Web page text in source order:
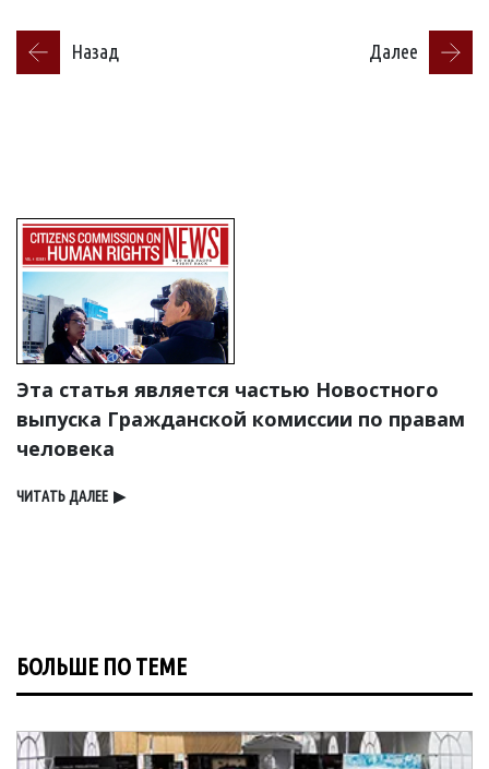
Назад Далее
Эта статья является частью Новостного
выпуска Гражданской комиссии по правам
человека
ЧИТАТЬ ДАЛЕЕ ▶
БОЛЬШЕ ПО ТЕМЕ